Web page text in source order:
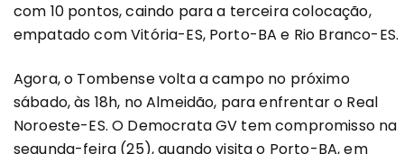
com 10 pontos, caindo para a terceira colocação,
empatado com Vitória-ES, Porto-BA e Rio Branco-ES.
Agora, o Tombense volta a campo no próximo
sábado, às 18h, no Almeidão, para enfrentar o Real
Noroeste-ES. O Democrata GV tem compromisso na
segunda-feira (25), quando visita o Porto-BA, em